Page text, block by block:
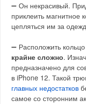
➖ Он некрасивый.
приклеить магнитное
цепляться им за
➖ Расположить
крайне сложно.
предназначено для
в iPhone 12. Такой
главных недостатков
самое со сторонним